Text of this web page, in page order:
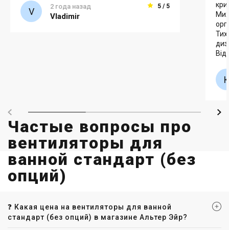
2 года назад
Vladimir
5 / 5
Частые вопросы про
вентиляторы для
ванной стандарт (без
опций)
❓ Какая цена на вентиляторы для ванной
стандарт (без опций) в магазине Альтер Эйр?